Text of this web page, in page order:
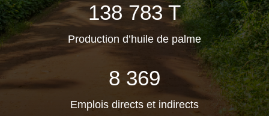
138 783 T
Production d’huile de palme
8 369
Emplois directs et indirects